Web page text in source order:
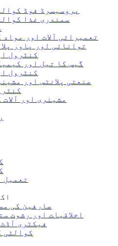
پروسیسرڈ فوڈ
سمندری غذا
تعمیراتی آلات اور مواد
توانائی اور پاور
کنٹرول
گیس کا تیل اور
کنٹرول
صنعتی پلانٹس اور
مشینری اور آلات
تعمیل
صارفین کی
اخلاقیات اور رشوت
فیکٹری
کوالٹی